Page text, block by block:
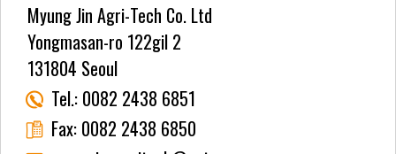
Myung Jin Agri-Tech Co. Ltd
Yongmasan-ro 122gil 2
131804 Seoul
Tel.: 0082 2438 6851
Fax: 0082 2438 6850